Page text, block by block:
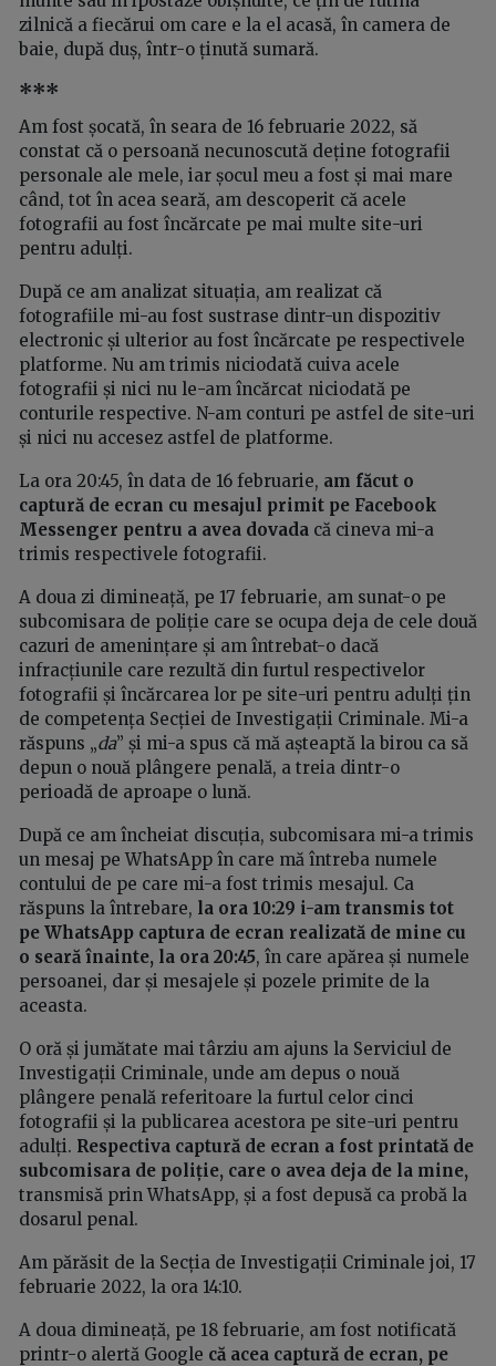
zilnică a fiecărui om care e la el acasă, în camera de
baie, după duș, într-o ținută sumară.
***
Am fost șocată, în seara de 16 februarie 2022, să
constat că o persoană necunoscută deține fotografii
personale ale mele, iar șocul meu a fost și mai mare
când, tot în acea seară, am descoperit că acele
fotografii au fost încărcate pe mai multe site-uri
pentru adulți.
După ce am analizat situația, am realizat că
fotografiile mi-au fost sustrase dintr-un dispozitiv
electronic și ulterior au fost încărcate pe respectivele
platforme. Nu am trimis niciodată cuiva acele
fotografii și nici nu le-am încărcat niciodată pe
conturile respective. N-am conturi pe astfel de site-uri
și nici nu accesez astfel de platforme.
La ora 20:45, în data de 16 februarie, am făcut o
captură de ecran cu mesajul primit pe Facebook
Messenger pentru a avea dovada că cineva mi-a
trimis respectivele fotografii.
A doua zi dimineață, pe 17 februarie, am sunat-o pe
subcomisara de poliție care se ocupa deja de cele două
cazuri de amenințare și am întrebat-o dacă
infracțiunile care rezultă din furtul respectivelor
fotografii și încărcarea lor pe site-uri pentru adulți țin
de competența Secției de Investigații Criminale. Mi-a
răspuns „da” și mi-a spus că mă așteaptă la birou ca să
depun o nouă plângere penală, a treia dintr-o
perioadă de aproape o lună.
După ce am încheiat discuția, subcomisara mi-a trimis
un mesaj pe WhatsApp în care mă întreba numele
contului de pe care mi-a fost trimis mesajul. Ca
răspuns la întrebare, la ora 10:29 i-am transmis tot
pe WhatsApp captura de ecran realizată de mine cu
o seară înainte, la ora 20:45, în care apărea și numele
persoanei, dar și mesajele și pozele primite de la
aceasta.
O oră și jumătate mai târziu am ajuns la Serviciul de
Investigații Criminale, unde am depus o nouă
plângere penală referitoare la furtul celor cinci
fotografii și la publicarea acestora pe site-uri pentru
adulți. Respectiva captură de ecran a fost printată de
subcomisara de poliție, care o avea deja de la mine,
transmisă prin WhatsApp, și a fost depusă ca probă la
dosarul penal.
Am părăsit de la Secția de Investigații Criminale joi, 17
februarie 2022, la ora 14:10.
A doua dimineață, pe 18 februarie, am fost notificată
printr-o alertă Google că acea captură de ecran, pe